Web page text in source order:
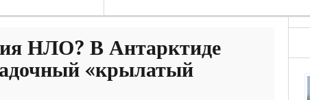
НЛО? В Антарктиде
«крылатый